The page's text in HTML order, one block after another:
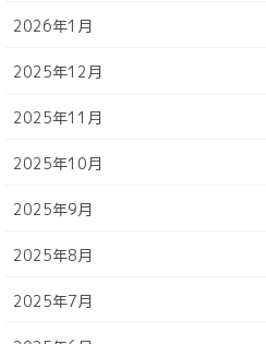
2026年1月
2025年12月
2025年11月
2025年10月
2025年9月
2025年8月
2025年7月